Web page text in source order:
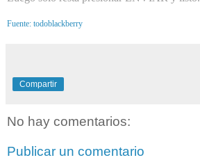
Fuente: todoblackberry
Compartir
No hay comentarios:
Publicar un comentario